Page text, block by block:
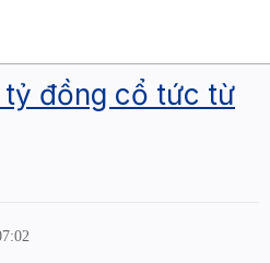
tỷ đồng cổ tức từ